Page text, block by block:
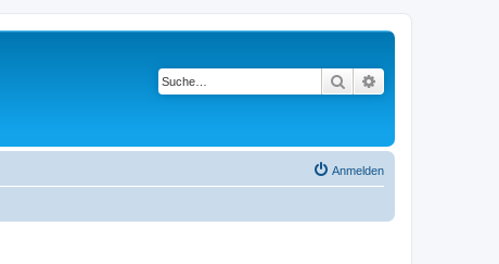
Suche
Anmelden